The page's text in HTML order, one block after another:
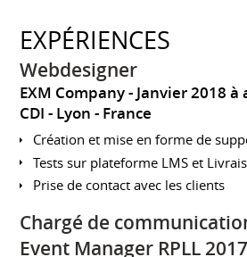
EXPÉRIENCES
Webdesigner
EXM Company
Janvier 2018
CDI
Lyon France
Création et mise en forme de
Tests sur plateforme LMS et
Prise de contact avec les clients
Chargé de
Event Manager RPLL 2017